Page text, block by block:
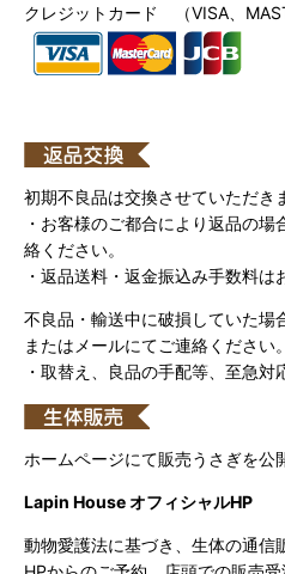
クレジットカード （VISA、
初期不良品は交換させていただき
・お客様のご都合により返品の
絡ください。
・返品送料・返金振込み手数料は
不良品・輸送中に破損していた場
またはメールにてご連絡ください。
・取替え、良品の手配等、至急対
ホームページにて販売うさぎを公
Lapin House オフィシャルHP
動物愛護法に基づき、生体の通信